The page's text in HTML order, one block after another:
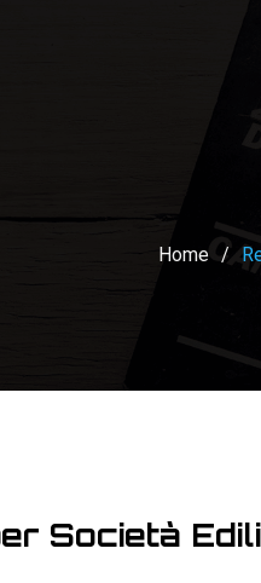
Home /
Società Edili